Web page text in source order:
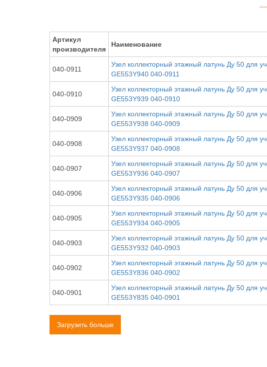
Артикул
производителя
Наименование
040-0911
Узел коллекторный этажный латунь Ду 50 для
GE553Y940 040-0911
040-0910
Узел коллекторный этажный латунь Ду 50 для
GE553Y939 040-0910
040-0909
Узел коллекторный этажный латунь Ду 50 для
GE553Y938 040-0909
040-0908
Узел коллекторный этажный латунь Ду 50 для
GE553Y937 040-0908
040-0907
Узел коллекторный этажный латунь Ду 50 для
GE553Y936 040-0907
040-0906
Узел коллекторный этажный латунь Ду 50 для
GE553Y935 040-0906
040-0905
Узел коллекторный этажный латунь Ду 50 для
GE553Y934 040-0905
040-0903
Узел коллекторный этажный латунь Ду 50 для
GE553Y932 040-0903
040-0902
Узел коллекторный этажный латунь Ду 50 для
GE553Y836 040-0902
040-0901
Узел коллекторный этажный латунь Ду 50 для
GE553Y835 040-0901
Загрузить больше